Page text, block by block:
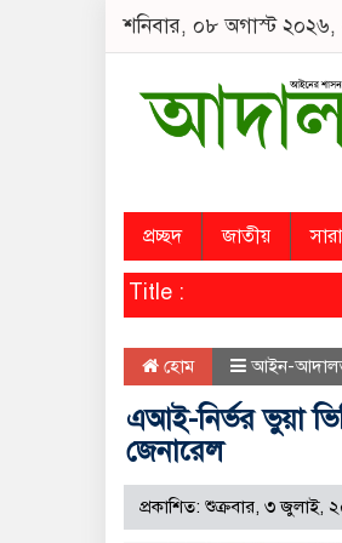
শনিবার, ০৮ অগাস্ট ২০২৬,
প্রচ্ছদ জাতীয়
Title :
হোম আইন-
এআই-নির্ভর ভুয়া
জেনারেল
প্রকাশিত: শুক্রবার, ৩ জুলাই,